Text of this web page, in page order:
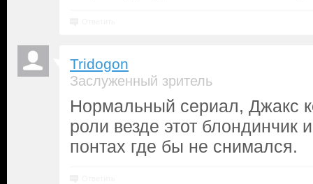
Tridogon
Заслуженный зритель
Нормальный сериал, Джакс
роли везде этот блондинчик
понтах где бы не снимался.